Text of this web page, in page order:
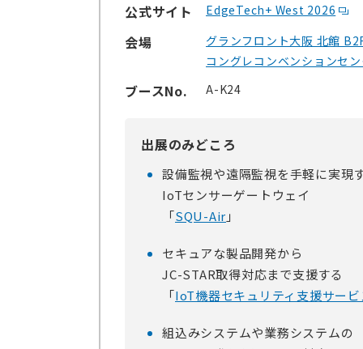
公式サイト EdgeTech+ West 2026
会場
グランフロント大阪 北館
コングレコンベンションセ
ブースNo. A-K24
出展のみどころ
設備監視や遠隔監視を手軽に実現
IoTセンサーゲートウェイ
「SQU-Air 」
セキュアな製品開発から
JC-STAR取得対応まで支援する
「IoT機器セキュリティ支援サー
組込みシステムや業務システムの